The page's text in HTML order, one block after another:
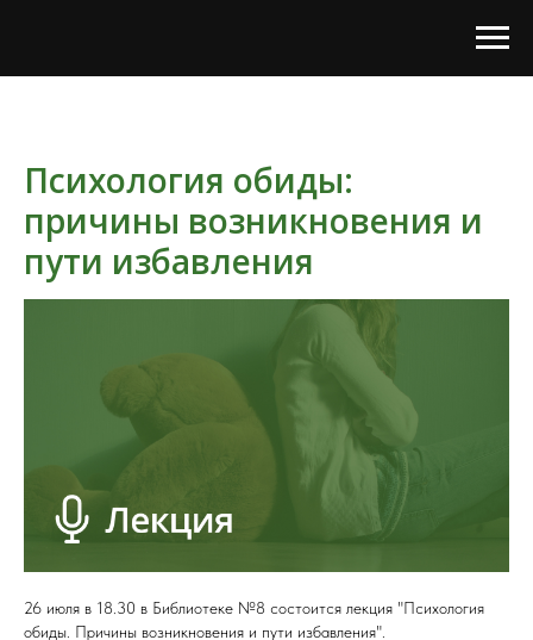
Психология обиды:
причины возникновения и
пути избавления
26 июля в 18.30 в Библиотеке №8 состоится лекция "Психология
обиды. Причины возникновения и пути избавления".